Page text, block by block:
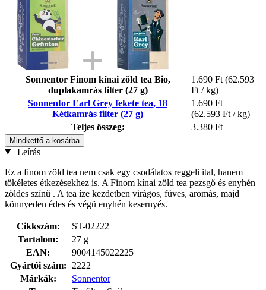
Sonnentor Finom kínai zöld tea Bio,
duplakamrás filter (27 g)
1.690 Ft (62.593
Ft / kg)
Sonnentor Earl Grey fekete tea, 18
Kétkamrás filter (27 g)
1.690 Ft
(62.593 Ft / kg)
Teljes összeg:
3.380 Ft
Mindkettő a kosárba
Leírás
Ez a finom zöld tea nem csak egy csodálatos reggeli ital, hanem
tökéletes étkezésekhez is. A Finom kínai zöld tea pezsgő és enyhén
zöldes színű . A tea íze kezdetben virágos, füves, aromás, majd
könnyeden édes és végü enyhén kesernyés.
Cikkszám:
ST-02222
Tartalom:
27 g
EAN:
9004145022225
Gyártói szám:
2222
Márkák:
Sonnentor